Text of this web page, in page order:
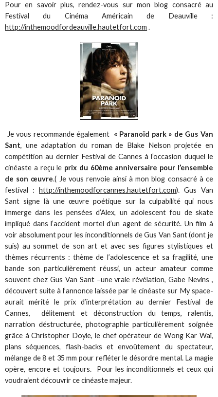
Pour en savoir plus, rendez-vous sur mon blog consacré au
Festival du Cinéma Américain de Deauville :
http://inthemoodfordeauville.hautetfort.com .
Je vous recommande également « Paranoïd park » de Gus Van
Sant, une adaptation du roman de Blake Nelson projetée en
compétition au dernier Festival de Cannes à l’occasion duquel le
cinéaste a reçu le prix du 60ème anniversaire pour l’ensemble
de son œuvre.( Je vous renvoie ainsi à mon blog consacré à ce
festival : http://inthemoodforcannes.hautetfort.com). Gus Van
Sant signe là une œuvre poétique sur la culpabilité qui nous
immerge dans les pensées d’Alex, un adolescent fou de skate
impliqué dans l’accident mortel d’un agent de sécurité. Un film à
voir absolument pour les inconditionnels de Gus Van Sant (dont je
suis) au sommet de son art et avec ses figures stylistiques et
thèmes récurrents : thème de l’adolescence et sa fragilité, une
bande son particulièrement réussi, un acteur amateur comme
souvent chez Gus Van Sant –une vraie révélation, Gabe Nevins ,
découvert suite à l’annonce laissée par le cinéaste sur My space-
aurait mérité le prix d’interprétation au dernier Festival de
Cannes, délitement et déconstruction du temps, ralentis,
narration déstructurée, photographie particulièrement soignée
grâce à Christopher Doyle, le chef opérateur de Wong Kar Waï,
plans séquences, flash-backs et envoûtement du spectateur,
mélange de 8 et 35 mm pour refléter le désordre mental. La magie
opère, encore et toujours. Pour les inconditionnels et ceux qui
voudraient découvrir ce cinéaste majeur.